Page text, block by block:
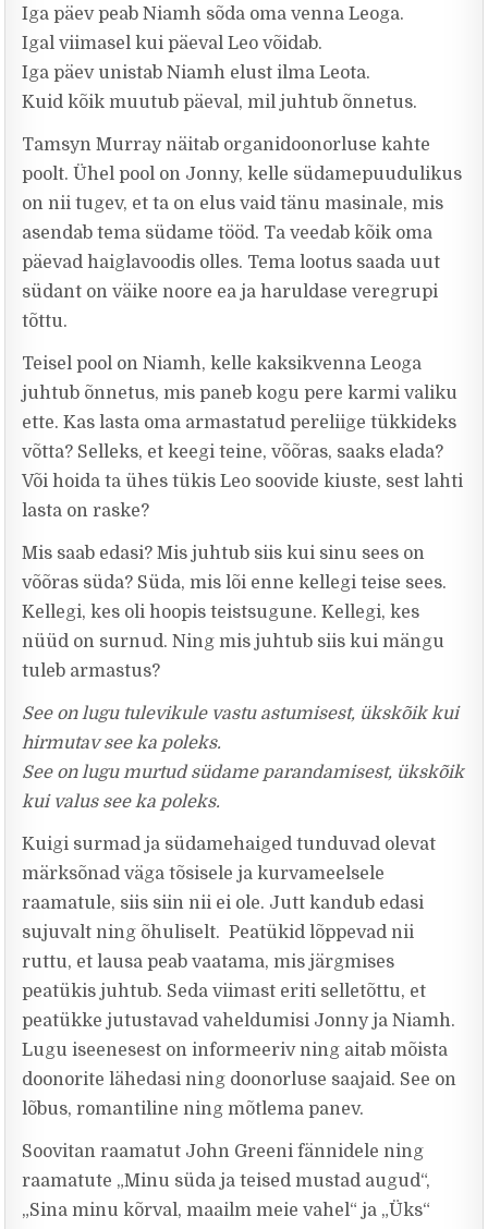
Iga päev peab Niamh sõda oma venna Leoga.
Igal viimasel kui päeval Leo võidab.
Iga päev unistab Niamh elust ilma Leota.
Kuid kõik muutub päeval, mil juhtub õnnetus.
Tamsyn Murray näitab organidoonorluse kahte
poolt. Ühel pool on Jonny, kelle südamepuudulikus
on nii tugev, et ta on elus vaid tänu masinale, mis
asendab tema südame tööd. Ta veedab kõik oma
päevad haiglavoodis olles. Tema lootus saada uut
südant on väike noore ea ja haruldase veregrupi
tõttu.
Teisel pool on Niamh, kelle kaksikvenna Leoga
juhtub õnnetus, mis paneb kogu pere karmi valiku
ette. Kas lasta oma armastatud pereliige tükkideks
võtta? Selleks, et keegi teine, võõras, saaks elada?
Või hoida ta ühes tükis Leo soovide kiuste, sest lahti
lasta on raske?
Mis saab edasi? Mis juhtub siis kui sinu sees on
võõras süda? Süda, mis lõi enne kellegi teise sees.
Kellegi, kes oli hoopis teistsugune. Kellegi, kes
nüüd on surnud. Ning mis juhtub siis kui mängu
tuleb armastus?
See on lugu tulevikule vastu astumisest, ükskõik kui
hirmutav see ka poleks.
See on lugu murtud südame parandamisest, ükskõik
kui valus see ka poleks.
Kuigi surmad ja südamehaiged tunduvad olevat
märksõnad väga tõsisele ja kurvameelsele
raamatule, siis siin nii ei ole. Jutt kandub edasi
sujuvalt ning õhuliselt. Peatükid lõppevad nii
ruttu, et lausa peab vaatama, mis järgmises
peatükis juhtub. Seda viimast eriti selletõttu, et
peatükke jutustavad vaheldumisi Jonny ja Niamh.
Lugu iseenesest on informeeriv ning aitab mõista
doonorite lähedasi ning doonorluse saajaid. See on
lõbus, romantiline ning mõtlema panev.
Soovitan raamatut John Greeni fännidele ning
raamatute „Minu süda ja teised mustad augud“,
„Sina minu kõrval, maailm meie vahel“ ja „Üks“